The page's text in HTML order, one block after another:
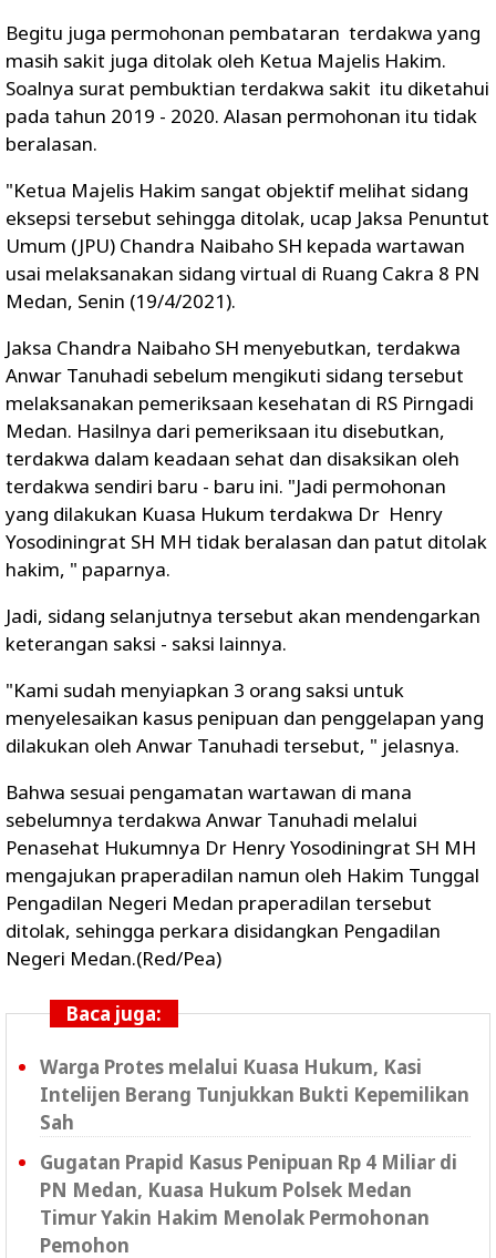
Begitu juga permohonan pembataran terdakwa yang
masih sakit juga ditolak oleh Ketua Majelis Hakim.
Soalnya surat pembuktian terdakwa sakit itu diketahui
pada tahun 2019 - 2020. Alasan permohonan itu tidak
beralasan.
"Ketua Majelis Hakim sangat objektif melihat sidang
eksepsi tersebut sehingga ditolak, ucap Jaksa Penuntut
Umum (JPU) Chandra Naibaho SH kepada wartawan
usai melaksanakan sidang virtual di Ruang Cakra 8 PN
Medan, Senin (19/4/2021).
Jaksa Chandra Naibaho SH menyebutkan, terdakwa
Anwar Tanuhadi sebelum mengikuti sidang tersebut
melaksanakan pemeriksaan kesehatan di RS Pirngadi
Medan. Hasilnya dari pemeriksaan itu disebutkan,
terdakwa dalam keadaan sehat dan disaksikan oleh
terdakwa sendiri baru - baru ini. "Jadi permohonan
yang dilakukan Kuasa Hukum terdakwa Dr Henry
Yosodiningrat SH MH tidak beralasan dan patut ditolak
hakim, " paparnya.
Jadi, sidang selanjutnya tersebut akan mendengarkan
keterangan saksi - saksi lainnya.
"Kami sudah menyiapkan 3 orang saksi untuk
menyelesaikan kasus penipuan dan penggelapan yang
dilakukan oleh Anwar Tanuhadi tersebut, " jelasnya.
Bahwa sesuai pengamatan wartawan di mana
sebelumnya terdakwa Anwar Tanuhadi melalui
Penasehat Hukumnya Dr Henry Yosodiningrat SH MH
mengajukan praperadilan namun oleh Hakim Tunggal
Pengadilan Negeri Medan praperadilan tersebut
ditolak, sehingga perkara disidangkan Pengadilan
Negeri Medan.(Red/Pea)
Baca juga:
Warga Protes melalui Kuasa Hukum, Kasi
Intelijen Berang Tunjukkan Bukti Kepemilikan
Sah
Gugatan Prapid Kasus Penipuan Rp 4 Miliar di
PN Medan, Kuasa Hukum Polsek Medan
Timur Yakin Hakim Menolak Permohonan
Pemohon